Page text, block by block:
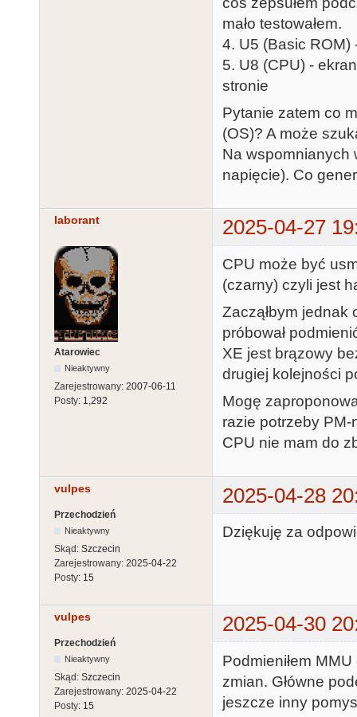
mało testowałem.
4. U5 (Basic
5. U8 (CPU) -
stronie
Pytanie zatem co
(OS)? A może
Na wspomnianych
napięcie). Co
laborant 2025-04-27
Atarowiec
Nieaktywny
Zarejestrowany: 2007-06-11
Posty: 1,292
CPU może być
(czarny) czyli jest
Zacząłbym jednak
próbował
XE jest brązowy
drugiej kolejności
Mogę
razie potrzeby PM-
CPU nie mam do
vulpes 2025-04-28
Przechodzień
Nieaktywny
Skąd: Szczecin
Zarejestrowany: 2025-04-22
Posty: 15
Dziękuję za
vulpes 2025-04-30
Przechodzień
Nieaktywny
Skąd: Szczecin
Zarejestrowany: 2025-04-22
Posty: 15
Podmieniłem
zmian. Główne
jeszcze inny